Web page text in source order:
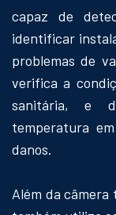
capaz de
identificar
problemas de
verifica a
sanitária, e
temperatura
danos.
Além da